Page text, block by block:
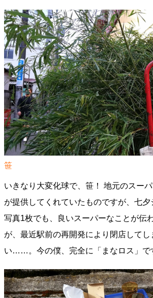
笹
いきなり大変化球で、笹！ 地元のスーパ
が提供してくれていたものですが、七
写真1枚でも、良いスーパーなことが伝
が、最近駅前の再開発により閉店してし
い……。今の僕、完全に「まなロス」で